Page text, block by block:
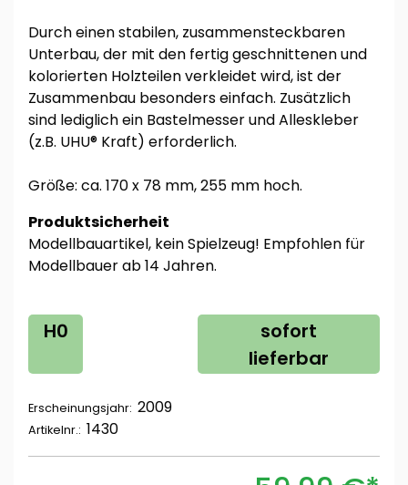
Durch einen stabilen, zusammensteckbaren
Unterbau, der mit den fertig geschnittenen und
kolorierten Holzteilen verkleidet wird, ist der
Zusammenbau besonders einfach. Zusätzlich
sind lediglich ein Bastelmesser und Alleskleber
(z.B. UHU® Kraft) erforderlich.
Größe: ca. 170 x 78 mm, 255 mm hoch.
Produktsicherheit
Modellbauartikel, kein Spielzeug! Empfohlen für
Modellbauer ab 14 Jahren.
H0
sofort
lieferbar
Erscheinungsjahr: 2009
Artikelnr.: 1430